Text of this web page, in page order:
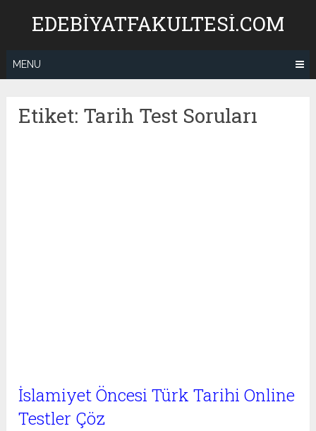
EDEBIYATFAKULTESI.COM
MENU
Etiket: Tarih Test Soruları
İslamiyet Öncesi Türk Tarihi Online
Testler Çöz